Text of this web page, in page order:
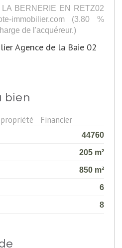
BERNERIE EN RETZ02
immobilier.com (3.80 %
de l'acquéreur.)
Agence de la Baie 02
bien
Financier
44760
205 m²
850 m²
6
8